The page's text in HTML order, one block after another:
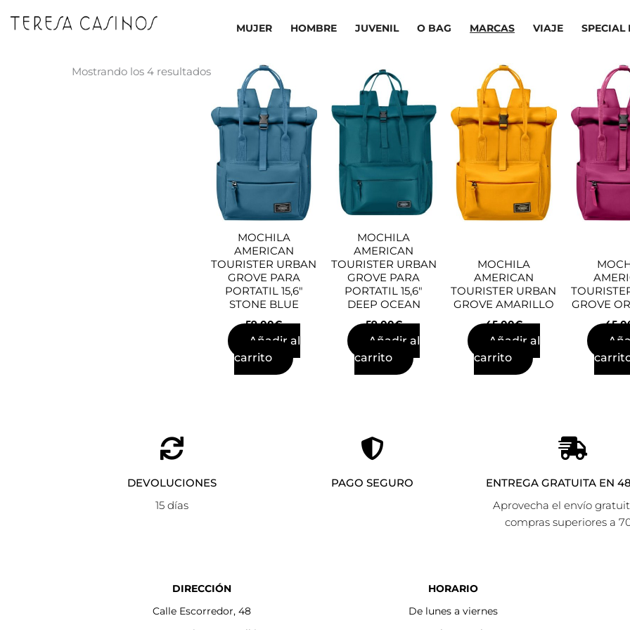
MUJER HOMBRE JUVENIL O BAG MARCAS VIAJE SPECIAL
Mostrando los 4 resultadosOrdenado
los
últimos
MOCHILA
AMERICAN
TOURISTER URBAN
GROVE PARA
PORTATIL 15,6″
STONE BLUE
59,00€
Añadir al
carrito
MOCHILA
AMERICAN
TOURISTER URBAN
GROVE PARA
PORTATIL 15,6″
DEEP OCEAN
59,00€
Añadir al
carrito
MOCHILA
AMERICAN
TOURISTER URBAN
GROVE AMARILLO
45,00€
Añadir al
carrito
GROVE
DEVOLUCIONES
15 días
PAGO SEGURO
ENTREGA GRATUITA EN
Aprovecha el envío
compras superiores a
DIRECCIÓN
Calle Escorredor, 48
HORARIO
De lunes a viernes